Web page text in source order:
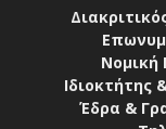
Ιδιοκτήτης
Έδρα &